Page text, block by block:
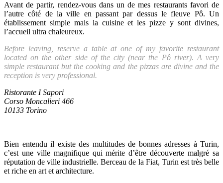
Avant de partir, rendez-vous dans un de mes restaurants favori de
l’autre côté de la ville en passant par dessus le fleuve Pô. Un
établissement simple mais la cuisine et les pizze y sont divines,
l’accueil ultra chaleureux.
Before leaving, reserve a table at one of my favorite restaurant
located on the other side of the city (near the Pô river). A very
simple restaurant but the cooking and the pizzas are divine and the
reception is very professional.
Ristorante I Sapori
Corso Moncalieri 466
10133 Torino
Bien entendu il existe des multitudes de bonnes adresses à Turin,
c’est une ville magnifique qui mérite d’être découverte malgré sa
réputation de ville industrielle. Berceau de la Fiat, Turin est très belle
et riche en art et architecture.